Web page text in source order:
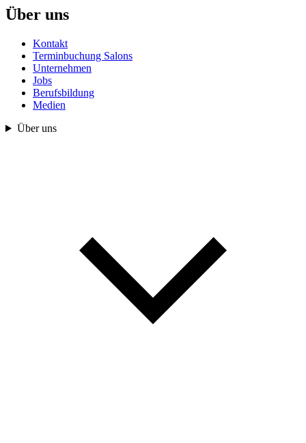
Über uns
Kontakt
Terminbuchung Salons
Unternehmen
Jobs
Berufsbildung
Medien
Über uns